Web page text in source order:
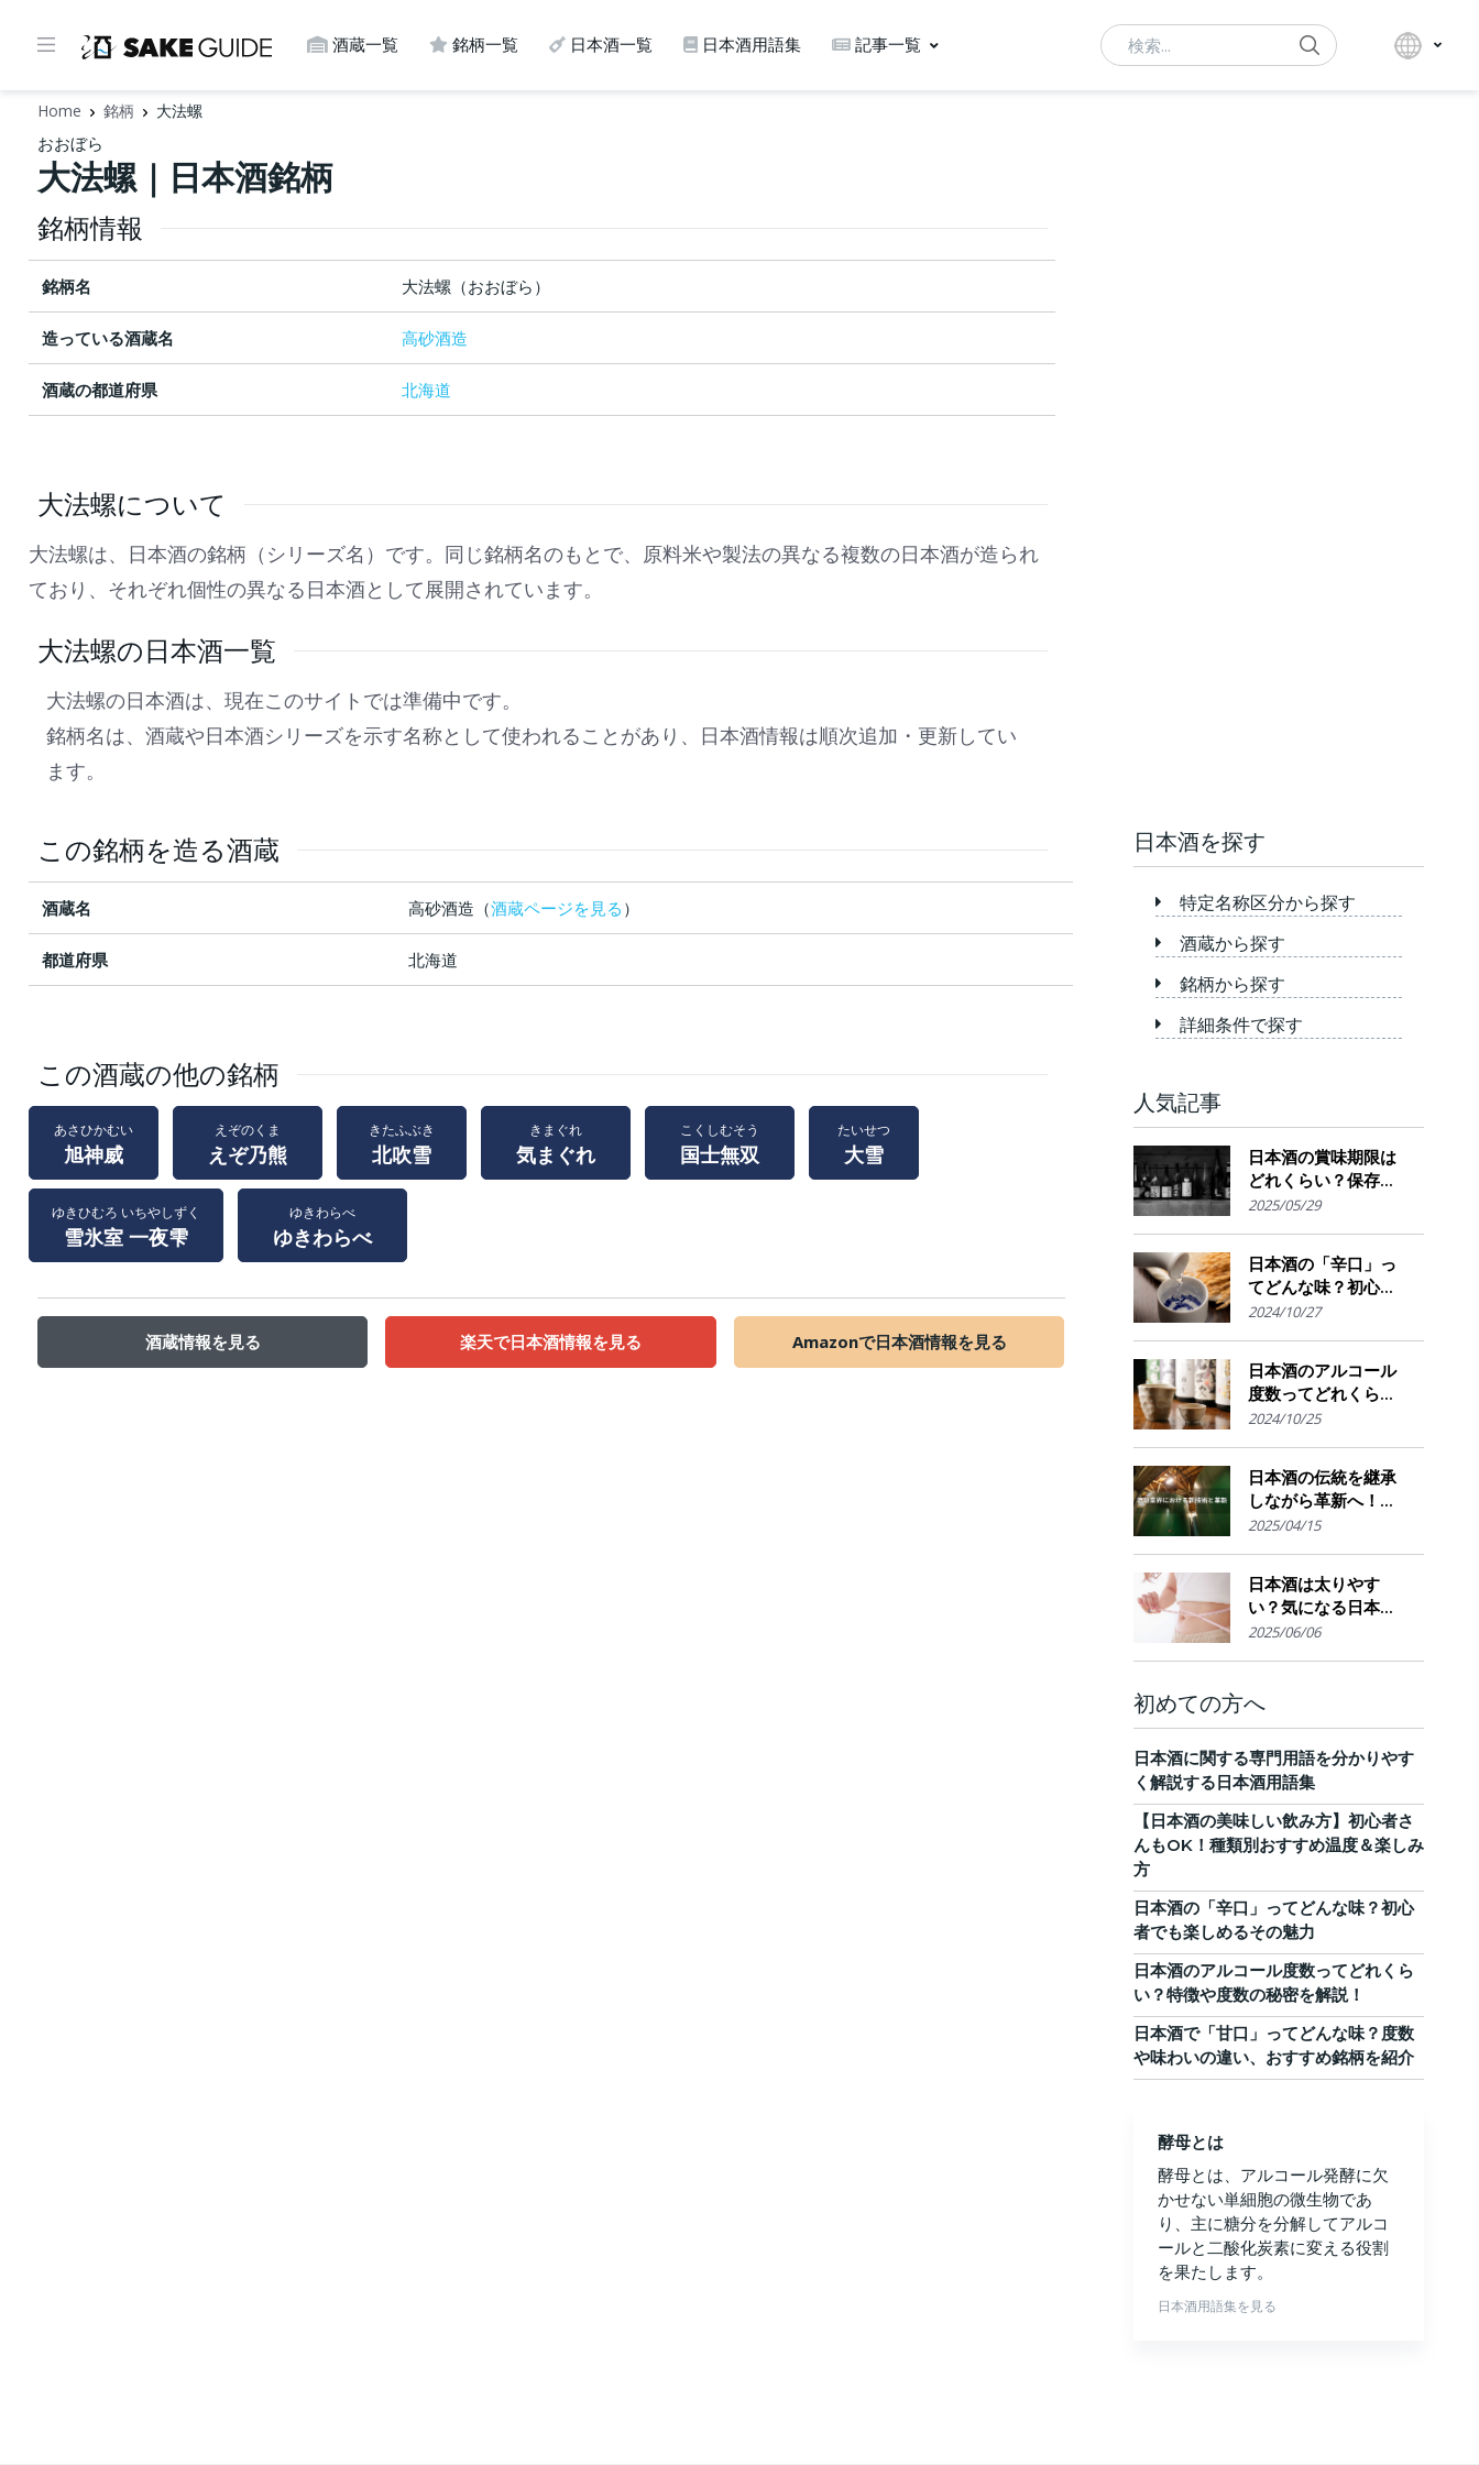
酒蔵一覧 銘柄一覧 日本酒一覧 日本酒用語集 記事一覧 Search
Home 銘柄 大法螺
おおぼら
大法螺｜日本酒銘柄
銘柄情報
銘柄名 大法螺（おおぼら）
造っている酒蔵名 高砂酒造
酒蔵の都道府県 北海道
大法螺について
大法螺は、日本酒の銘柄（シリーズ名）です。同じ銘柄名のもとで、原料米や製法の異なる複数の日本酒が造られ
ており、それぞれ個性の異なる日本酒として展開されています。
大法螺の日本酒一覧
大法螺の日本酒は、現在このサイトでは準備中です。
銘柄名は、酒蔵や日本酒シリーズを示す名称として使われることがあり、日本酒情報は順次追加・更新してい
ます。
この銘柄を造る酒蔵
酒蔵名 高砂酒造（酒蔵ページを見る ）
都道府県 北海道
この酒蔵の他の銘柄
あさひかむい
旭神威
えぞのくま
えぞ乃熊
きたふぶき
北吹雪
きまぐれ
気まぐれ
こくしむそう
国士無双
たいせつ
大雪
ゆきひむろ いちやしずく
雪氷室 一夜雫
ゆきわらべ
ゆきわらべ
酒蔵情報を見る 楽天で日本酒情報を見る Amazonで日本酒情報を見る
日本酒を探す
特定名称区分から探す
酒蔵から探す
銘柄から探す
詳細条件で探す
人気記事
日本酒の賞味期限は
どれくらい？保存場
所のポイント
2025/05/29
日本酒の「辛口」っ
てどんな味？初心者
でも楽しめるその魅
2024/10/27
日本酒のアルコール
度数ってどれくら
い？特徴や度数の秘
2024/10/25
日本酒の伝統を継承
しながら革新へ！
AI・IoTが実現する革
の未来展望
2025/04/15
日本酒は太りやす
い？気になる日本酒
のカロリーと糖質。
2025/06/06
初めての方へ
日本酒に関する専門用語を分かりやす
く解説する日本酒用語集
【日本酒の美味しい飲み方】初心者さ
んもOK！種類別おすすめ温度＆楽しみ
方
日本酒の「辛口」ってどんな味？初心
者でも楽しめるその魅力
日本酒のアルコール度数ってどれくら
い？特徴や度数の秘密を解説！
日本酒で「甘口」ってどんな味？度数
や味わいの違い、おすすめ銘柄を紹介
酵母とは
酵母とは、アルコール発酵に欠
かせない単細胞の微生物であ
り、主に糖分を分解してアルコ
ールと二酸化炭素に変える役割
を果たします。
日本酒用語集を見る